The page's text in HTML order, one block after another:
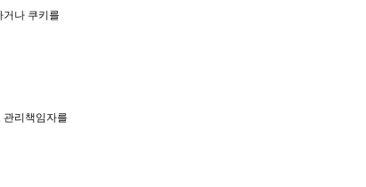
나 쿠키를
관리책임자를